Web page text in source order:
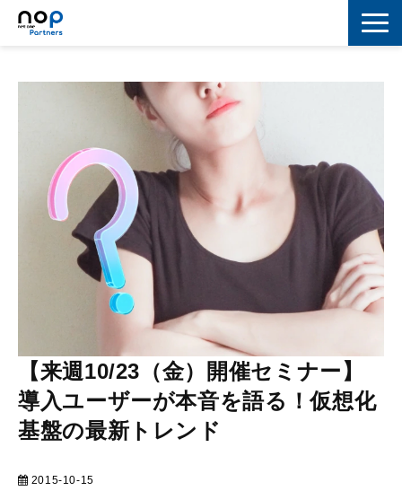
マーケティング
セキュリティ
IoT
コラボレーション
IT用語解説
【来週10/23（金）開催セミナー】
導入ユーザーが本音を語る！仮想化
基盤の最新トレンド
2015-10-15